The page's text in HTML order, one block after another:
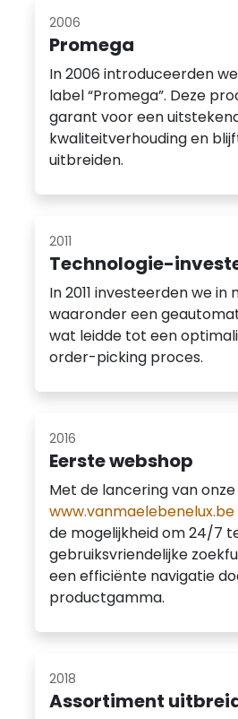
2006
Promega
In 2006 introduceerden
label “Promega”. Deze
garant voor een
kwaliteitverhouding en
uitbreiden.
2011
Technologie-
In 2011 investeerden we
waaronder een
wat leidde tot een
order-picking proces.
2016
Eerste webshop
Met de lancering van
www.vanmaelebenelux.be
de mogelijkheid om 24/7
gebruiksvriendelijke
een efficiënte navigatie
productgamma.
2018
Assortiment